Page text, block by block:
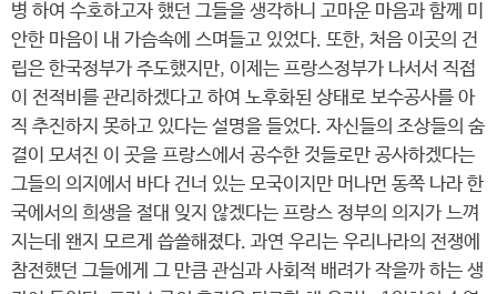
병 하여 수호하고자 했던 그들을 생각하니 고마운 마음과 함께 미
안한 마음이 내 가슴속에 스며들고 있었다. 또한, 처음 이곳의 건
립은 한국정부가 주도했지만, 이제는 프랑스정부가 나서서 직접
이 전적비를 관리하겠다고 하여 노후화된 상태로 보수공사를 아
직 추진하지 못하고 있다는 설명을 들었다. 자신들의 조상들의 숨
결이 모셔진 이 곳을 프랑스에서 공수한 것들로만 공사하겠다는
그들의 의지에서 바다 건너 있는 모국이지만 머나먼 동쪽 나라 한
국에서의 희생을 절대 잊지 않겠다는 프랑스 정부의 의지가 느껴
지는데 왠지 모르게 씁쓸해졌다. 과연 우리는 우리나라의 전쟁에
참전했던 그들에게 그 만큼 관심과 사회적 배려가 작을까 하는 생